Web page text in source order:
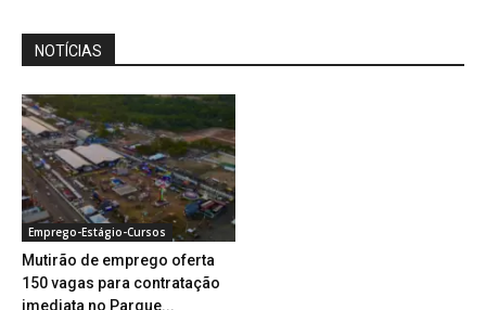
NOTÍCIAS
Emprego-Estágio-Cursos
Mutirão de emprego oferta
150 vagas para contratação
imediata no Parque...